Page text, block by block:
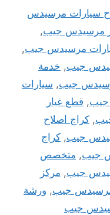
سيارات مرسيدس
مرسيدس جيب,
مرسيدس جيب,
جيب, خدمة
جيب, سيارات
جيب, قطع غيار
, كراج اصلاح
جيب, كراج
جيب, متخصص
جيب, مركز
مرسيدس جيب, ورشة
جيب